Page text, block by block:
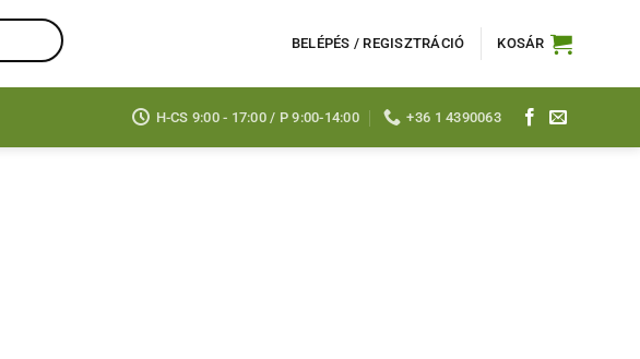
BELÉPÉS / REGISZTRÁCIÓ KOSÁR
H-CS 9:00 - 17:00 / P 9:00-14:00 +36 1 4390063